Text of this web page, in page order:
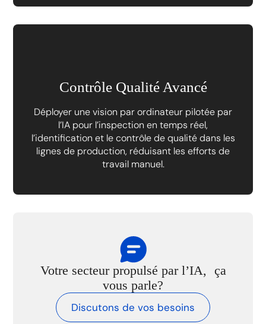
Contrôle Qualité Avancé
Déployer une vision par ordinateur pilotée par
l’IA pour l’inspection en temps réel,
l’identification et le contrôle de qualité dans les
lignes de production, réduisant les efforts de
travail manuel.
Votre secteur propulsé par l’IA, ça
vous parle?
Discutons de vos besoins